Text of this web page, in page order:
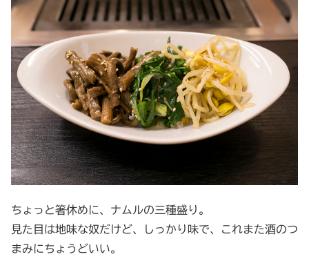
ちょっと箸休めに、ナムルの三種盛り。
見た目は地味な奴だけど、しっかり味で、これまた酒のつ
まみにちょうどいい。